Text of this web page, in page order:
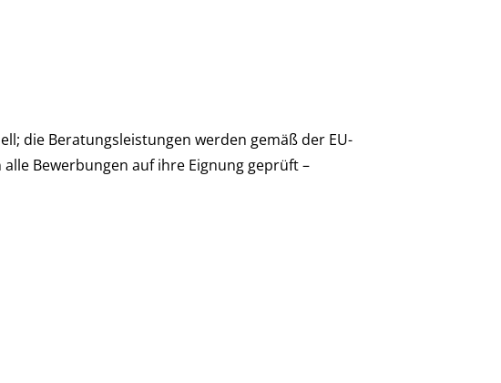
die Beratungsleistungen werden gemäß der EU-
Bewerbungen auf ihre Eignung geprüft –